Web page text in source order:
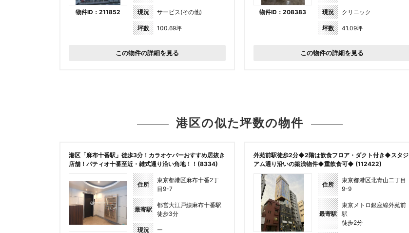
物件ID：211852 現況 サービス(その他)
坪数 100.69坪
この物件の詳細を見る
物件ID：208383 現況 クリニック
坪数 41.09坪
この物件の詳細を見る
港区の似た坪数の物件
港区「麻布十番駅」徒歩3分！カラオケバーおすすめ居抜き
店舗！パティオ十番至近・雑式通り沿い角地！！(8334)
住所
東京都港区麻布十番2丁
目9-7
最寄駅
都営大江戸線麻布十番駅
徒歩3分
現況 ー
外苑前駅徒歩2分◆2階は飲食フロア・ダクト付き◆スタジ
アム通り沿いの築浅物件◆重飲食可◆ (112422)
住所
東京都港区北青山二丁目
9-9
最寄駅
東京メトロ銀座線外苑前
駅
徒歩2分